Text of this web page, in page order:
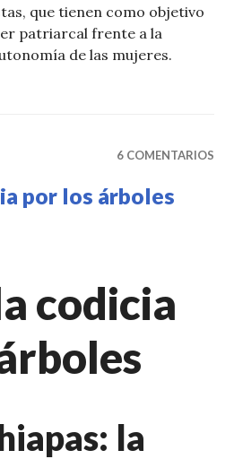
que tienen como objetivo
patriarcal frente a la
de las mujeres.
6 COMENTARIOS
por los árboles
codicia
la